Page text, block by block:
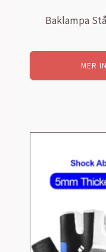
Baklampa
MER